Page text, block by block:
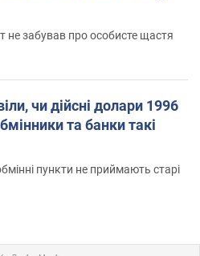
не забував про особисте щастя
чи дійсні долари 1996
та банки такі
пункти не приймають старі